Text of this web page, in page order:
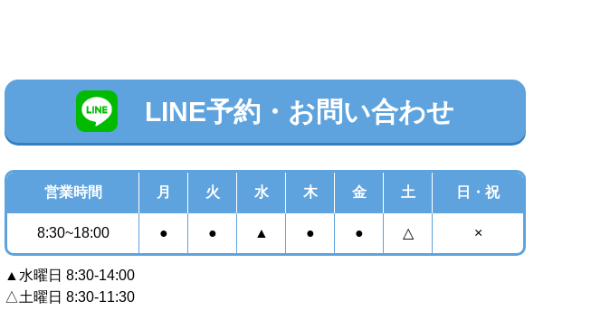
LINE予約・お問い合わせ
営業時間 月 火 水 木 金 土 日・祝
8:30~18:00 ● ● ▲ ● ● △ ×
▲水曜日 8:30-14:00
△土曜日 8:30-11:30